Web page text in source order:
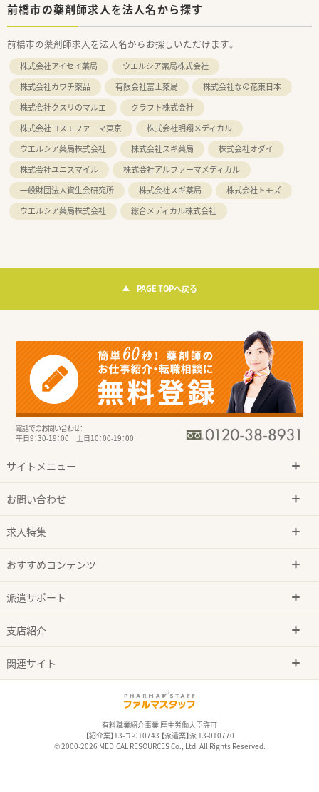
前橋市の薬剤師求人を法人名から探す
前橋市の薬剤師求人を法人名からお探しいただけます。
株式会社アイセイ薬局
ウエルシア薬局株式会社
株式会社カワチ薬品
有限会社富士薬局
株式会社なの花東日本
株式会社クスリのマルエ
クラフト株式会社
株式会社コスモファーマ東京
株式会社明翔メディカル
ウエルシア薬局株式会社
株式会社スギ薬局
株式会社オダイ
株式会社ユニスマイル
株式会社アルファーマメディカル
一般財団法人資生会研究所
株式会社スギ薬局
株式会社トモズ
ウエルシア薬局株式会社
総合メディカル株式会社
PAGE TOPへ戻る
電話でのお問い合わせ：
平日9：30-19：00 土日10：00-19：00
サイトメニュー
お問い合わせ
求人特集
おすすめコンテンツ
派遣サポート
支店紹介
関連サイト
有料職業紹介事業 厚生労働大臣許可
【紹介業】13-ユ-010743 【派遣業】派 13-010770
© 2000-2026 MEDICAL RESOURCES Co., Ltd. All Rights Reserved.